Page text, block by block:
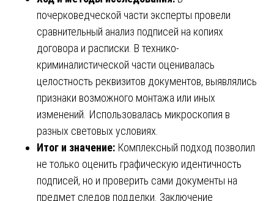
почерковедческой части эксперты провели
сравнительный анализ подписей на копиях
договора и расписки. В технико-
криминалистической части оценивалась
целостность реквизитов документов, выявлялись
признаки возможного монтажа или иных
изменений. Использовалась микроскопия в
разных световых условиях.
Итог и значение: Комплексный подход позволил
не только оценить графическую идентичность
подписей, но и проверить сами документы на
предмет следов подделки. Заключение